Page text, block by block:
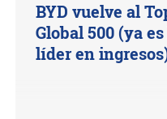
BYD vuelve al
Global 500 (ya
líder en